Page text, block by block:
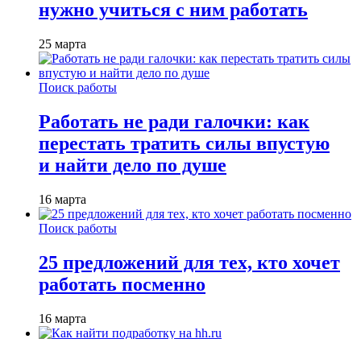
нужно учиться с ним работать
25 марта
Поиск работы
Работать не ради галочки: как
перестать тратить силы впустую
и найти дело по душе
16 марта
Поиск работы
25 предложений для тех, кто хочет
работать посменно
16 марта